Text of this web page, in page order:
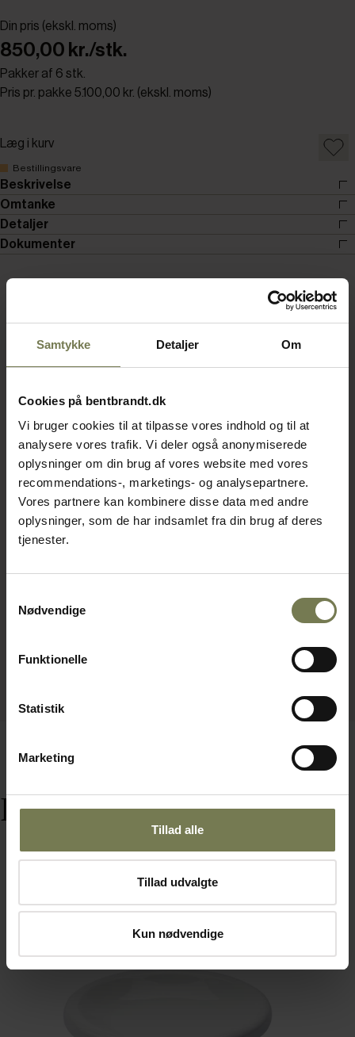
Samtykke Detaljer Om
Cookies på bentbrandt.dk
Vi bruger cookies til at tilpasse vores indhold og til at
analysere vores trafik. Vi deler også anonymiserede
oplysninger om din brug af vores website med vores
recommendations-, marketings- og analysepartnere.
Vores partnere kan kombinere disse data med andre
oplysninger, som de har indsamlet fra din brug af deres
tjenester.
Nødvendige
Funktionelle
Statistik
Marketing
Tillad alle
Tillad udvalgte
Kun nødvendige
Din pris (ekskl. moms)
850,00 kr./stk.
Pakker af 6 stk.
Pris pr. pakke 5.100,00 kr. (ekskl. moms)
Læg i kurv
Bestillingsvare
Beskrivelse
Omtanke
Detaljer
Dokumenter
Relaterede varer
Omtanke